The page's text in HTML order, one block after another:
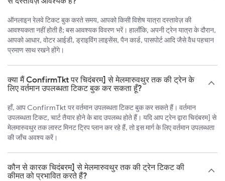
ऑनलाइन रेलवे टिकट बुक करते समय, आपको किसी विशेष यात्रा दस्तावेज़ की
आवश्यकता नहीं होती है; बस आवश्यक विवरण भरें। हालाँकि, अपनी ट्रेन यात्रा के दौरान,
आपको आधार, वोटर आईडी, ड्राइविंग लाइसेंस, पैन कार्ड, पासपोर्ट आदि जैसे वैध पहचान
प्रमाण साथ रखने होंगे।
क्या मैं ConfirmTkt पर चिदंबरम] से मेलमारुवथुर तक की ट्रेन के
लिए वर्तमान उपलब्धता टिकट बुक कर सकता हूँ?
हाँ, आप ConfirmTkt पर वर्तमान उपलब्धता टिकट बुक कर सकते हैं। वर्तमान
उपलब्धता टिकट, चार्ट तैयार होने के बाद उपलब्ध होते हैं। यदि आप ट्रेन द्वारा चिदंबरम] से
मेलमारुवथुर तक लास्ट मिनट ट्रिप प्लान कर रहे हैं, तो इस मार्ग के लिए वर्तमान उपलब्धता
की जाँच अवश्य करें।
कौन से कारक चिदंबरम] से मेलमारुवथुर तक की ट्रेन टिकट की
कीमत को प्रभावित करते हैं?